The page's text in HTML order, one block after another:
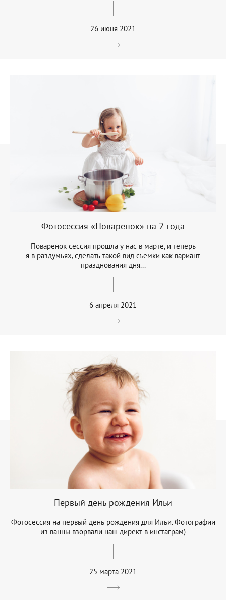
26 июня 2021
Фотосессия «Поваренок» на 2 года
Поваренок сессия прошла у нас в марте, и теперь
я в раздумьях, сделать такой вид съемки как вариант
празднования дня...
6 апреля 2021
Первый день рождения Ильи
Фотосессия на первый день рождения для Ильи. Фотографии
из ванны взорвали наш директ в инстаграм)
25 марта 2021